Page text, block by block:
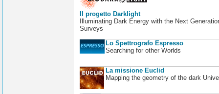
Il progetto Darklight
Illuminating Dark Energy with the Next
Surveys
Lo Spettrografo Espresso
Searching for other Worlds
La missione Euclid
Mapping the geometry of the dark